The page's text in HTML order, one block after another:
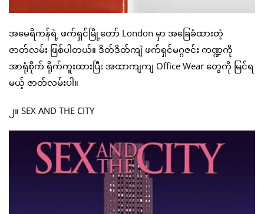
အမေရိကန်ရဲ့ ဖက်ရှင်မြို့တော် London မှာ အခြေခံထားတဲ့
ဇာတ်လမ်း ဖြစ်ပါတယ်။ ဒိတ်ဒိတ်ကျဲ ဖက်ရှင်မဂ္ဂဇင်း ကဏ္ဍကို
အာရုံစိုက် ရိုက်ကူးထားပြီး အထာကျကျ Office Wear တွေကို မြင်ရ
မယ့် ဇာတ်လမ်းပါ။
၂။ SEX AND THE CITY